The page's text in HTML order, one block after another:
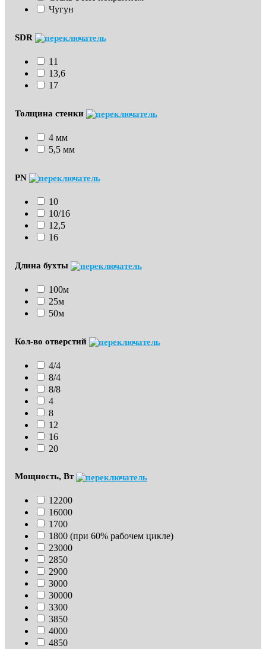
Чугун
SDR
11
13,6
17
Толщина стенки
4 мм
5,5 мм
PN
10
10/16
12,5
16
Длина бухты
100м
25м
50м
Кол-во отверстий
4/4
8/4
8/8
4
8
12
16
20
Мощность, Вт
12200
16000
1700
1800 (при 60% рабочем цикле)
23000
2850
2900
3000
30000
3300
3850
4000
4850